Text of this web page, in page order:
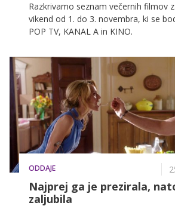
Razkrivamo seznam večernih filmov
vikend od 1. do 3. novembra, ki se
POP TV, KANAL A in KINO.
ODDAJE
Najprej ga je prezirala,
zaljubila